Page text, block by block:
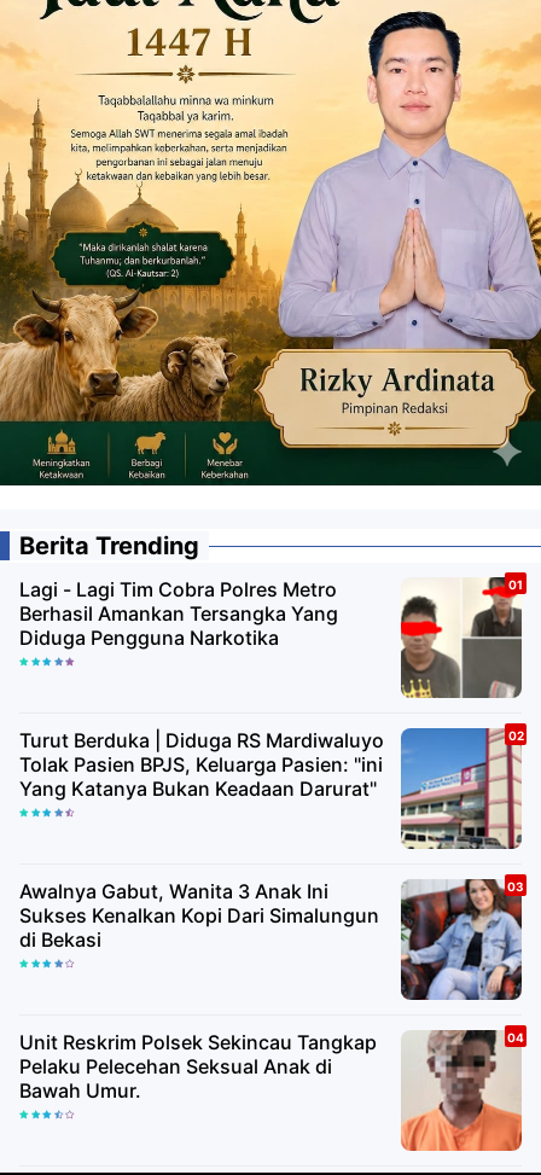
Berita Trending
Lagi - Lagi Tim Cobra Polres Metro
Berhasil Amankan Tersangka Yang
Diduga Pengguna Narkotika
Turut Berduka | Diduga RS Mardiwaluyo
Tolak Pasien BPJS, Keluarga Pasien: "ini
Yang Katanya Bukan Keadaan Darurat"
Awalnya Gabut, Wanita 3 Anak Ini
Sukses Kenalkan Kopi Dari Simalungun
di Bekasi
Unit Reskrim Polsek Sekincau Tangkap
Pelaku Pelecehan Seksual Anak di
Bawah Umur.